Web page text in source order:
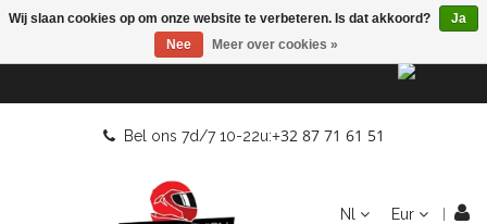
Bel ons 7d/7 10-22u:+32 87 71 61 51
Nl Eur
Wij slaan cookies op om onze website te verbeteren. Is dat akkoord?
Ja
Nee
Meer over cookies »